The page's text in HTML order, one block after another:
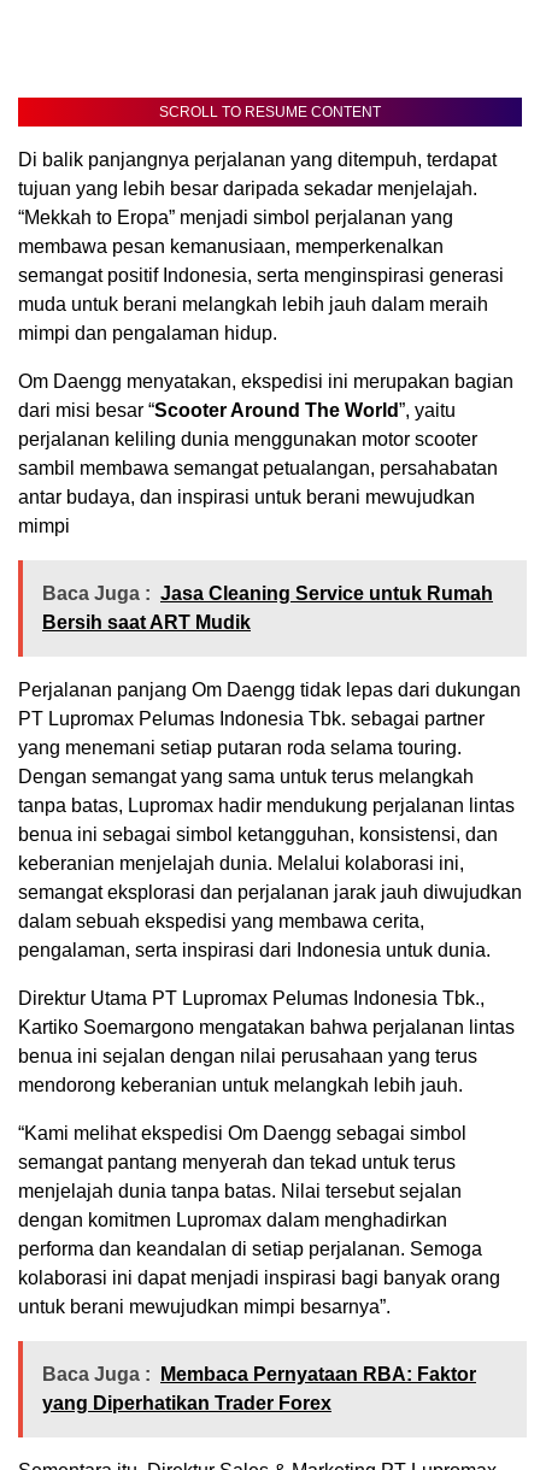
SCROLL TO RESUME CONTENT
Di balik panjangnya perjalanan yang ditempuh, terdapat
tujuan yang lebih besar daripada sekadar menjelajah.
“Mekkah to Eropa” menjadi simbol perjalanan yang
membawa pesan kemanusiaan, memperkenalkan
semangat positif Indonesia, serta menginspirasi generasi
muda untuk berani melangkah lebih jauh dalam meraih
mimpi dan pengalaman hidup.
Om Daengg menyatakan, ekspedisi ini merupakan bagian
dari misi besar “Scooter Around The World”, yaitu
perjalanan keliling dunia menggunakan motor scooter
sambil membawa semangat petualangan, persahabatan
antar budaya, dan inspirasi untuk berani mewujudkan
mimpi
Baca Juga : Jasa Cleaning Service untuk Rumah
Bersih saat ART Mudik
Perjalanan panjang Om Daengg tidak lepas dari dukungan
PT Lupromax Pelumas Indonesia Tbk. sebagai partner
yang menemani setiap putaran roda selama touring.
Dengan semangat yang sama untuk terus melangkah
tanpa batas, Lupromax hadir mendukung perjalanan lintas
benua ini sebagai simbol ketangguhan, konsistensi, dan
keberanian menjelajah dunia. Melalui kolaborasi ini,
semangat eksplorasi dan perjalanan jarak jauh diwujudkan
dalam sebuah ekspedisi yang membawa cerita,
pengalaman, serta inspirasi dari Indonesia untuk dunia.
Direktur Utama PT Lupromax Pelumas Indonesia Tbk.,
Kartiko Soemargono mengatakan bahwa perjalanan lintas
benua ini sejalan dengan nilai perusahaan yang terus
mendorong keberanian untuk melangkah lebih jauh.
“Kami melihat ekspedisi Om Daengg sebagai simbol
semangat pantang menyerah dan tekad untuk terus
menjelajah dunia tanpa batas. Nilai tersebut sejalan
dengan komitmen Lupromax dalam menghadirkan
performa dan keandalan di setiap perjalanan. Semoga
kolaborasi ini dapat menjadi inspirasi bagi banyak orang
untuk berani mewujudkan mimpi besarnya”.
Baca Juga :
Membaca Pernyataan RBA: Faktor
yang Diperhatikan Trader Forex